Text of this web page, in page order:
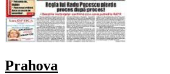
Prahova